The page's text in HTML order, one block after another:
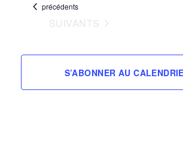
Évènements
précédents
ÉVÈNEMENTS
SUIVANTS
S’ABONNER AU